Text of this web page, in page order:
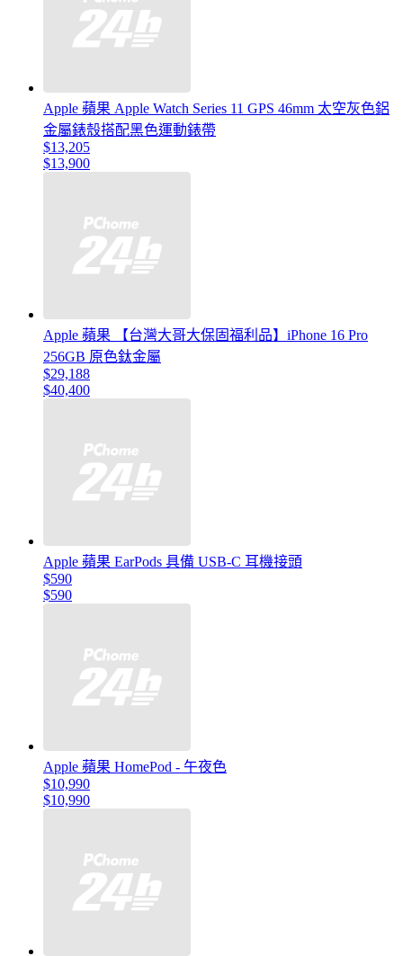
Apple 蘋果 Apple Watch Series 11 GPS 46mm 太空灰色鋁
金屬錶殼搭配黑色運動錶帶
$13,205
$13,900
Apple 蘋果 【台灣大哥大保固福利品】iPhone 16 Pro
256GB 原色鈦金屬
$29,188
$40,400
Apple 蘋果 EarPods 具備 USB-C 耳機接頭
$590
$590
Apple 蘋果 HomePod - 午夜色
$10,990
$10,990